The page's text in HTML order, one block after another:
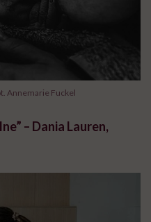
Annemarie Fuckel
– Dania Lauren,